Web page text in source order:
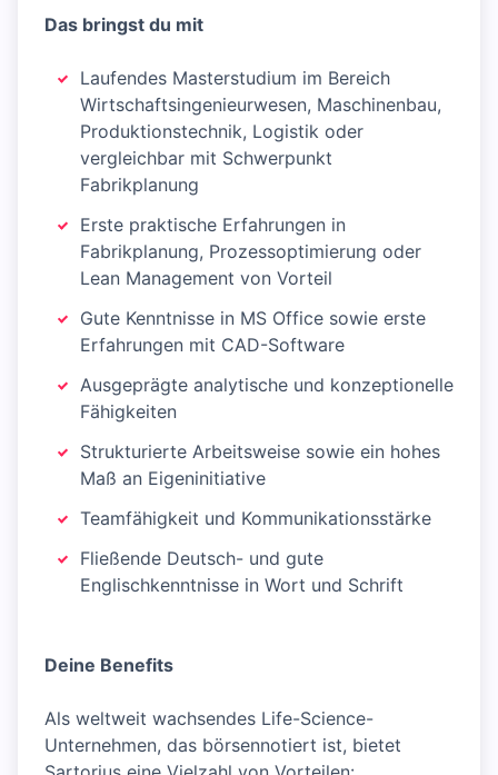
Das bringst du mit
Laufendes Masterstudium im Bereich
Wirtschaftsingenieurwesen, Maschinenbau,
Produktionstechnik, Logistik oder
vergleichbar mit Schwerpunkt
Fabrikplanung
Erste praktische Erfahrungen in
Fabrikplanung, Prozessoptimierung oder
Lean Management von Vorteil
Gute Kenntnisse in MS Office sowie erste
Erfahrungen mit CAD-Software
Ausgeprägte analytische und konzeptionelle
Fähigkeiten
Strukturierte Arbeitsweise sowie ein hohes
Maß an Eigeninitiative
Teamfähigkeit und Kommunikationsstärke
Fließende Deutsch- und gute
Englischkenntnisse in Wort und Schrift
Deine Benefits
Als weltweit wachsendes Life-Science-
Unternehmen, das börsennotiert ist, bietet